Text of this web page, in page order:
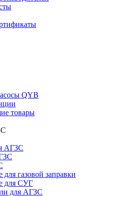
QYB
товары
АГЗС
газовой заправки
для СУГ
для АГЗС